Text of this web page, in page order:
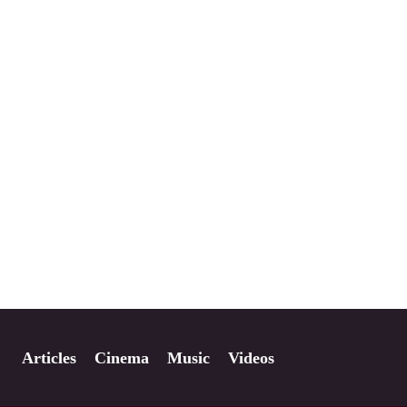
Articles Cinema Music Videos